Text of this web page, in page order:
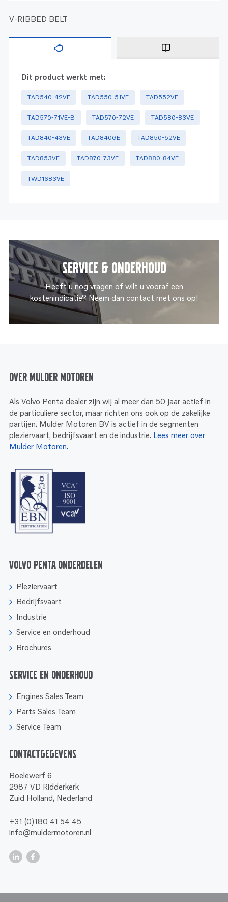
V-RIBBED BELT
Dit product werkt met:
TAD540-42VE TAD550-51VE TAD552VE
TAD570-71VE-B TAD570-72VE TAD580-83VE
TAD840-43VE TAD840GE TAD850-52VE
TAD853VE TAD870-73VE TAD880-84VE
TWD1683VE
Service & onderhoud
Heeft u nog vragen of wilt u vooraf een
kostenindicatie? Neem dan contact met ons op!
Over Mulder Motoren
Als Volvo Penta dealer zijn wij al meer dan 50 jaar actief in
de particuliere sector, maar richten ons ook op de zakelijke
partijen. Mulder Motoren BV is actief in de segmenten
pleziervaart, bedrijfsvaart en de industrie. Lees meer over
Mulder Motoren.
Volvo Penta onderdelen
Pleziervaart
Bedrijfsvaart
Industrie
Service en onderhoud
Brochures
Service en onderhoud
Engines Sales Team
Parts Sales Team
Service Team
Contactgegevens
Boelewerf 6
2987 VD Ridderkerk
Zuid Holland, Nederland
+31 (0)180 41 54 45
info@muldermotoren.nl